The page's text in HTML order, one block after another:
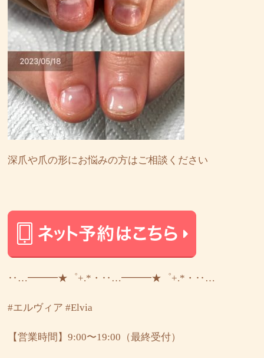
深爪や爪の形にお悩みの方はご相談ください
‥…━━━★゜+.*・‥…━━━★゜+.*・‥…
#エルヴィア #Elvia
【営業時間】9:00〜19:00（最終受付）